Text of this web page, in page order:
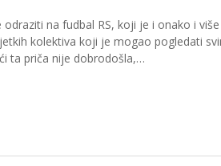
na fudbal RS, koji je i onako i više
kolektiva koji je mogao pogledati
ta priča nije dobrodošla,…